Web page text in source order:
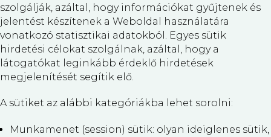
szolgálják, azáltal, hogy információkat gyűjtenek és
jelentést készítenek a Weboldal használatára
vonatkozó statisztikai adatokból. Egyes sütik
hirdetési célokat szolgálnak, azáltal, hogy a
látogatókat leginkább érdeklő hirdetések
megjelenítését segítik elő.
A sütiket az alábbi kategóriákba lehet sorolni:
Munkamenet (session) sütik: olyan ideiglenes sütik,